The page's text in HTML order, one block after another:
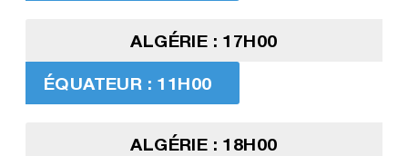
ALGÉRIE : 17H00
ÉQUATEUR : 11H00
ALGÉRIE : 18H00